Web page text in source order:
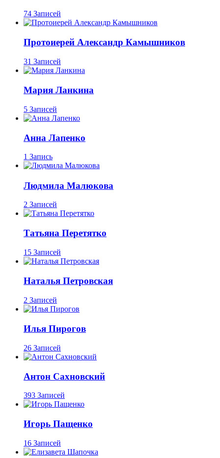
74 Записей
Протоиерей Александр Камышников
31 Записей
Мария Ланкина
5 Записей
Анна Лапенко
1 Запись
Людмила Малюкова
2 Записей
Татьяна Перетятко
15 Записей
Наталья Петровская
2 Записей
Илья Пирогов
26 Записей
Антон Сахновский
393 Записей
Игорь Пащенко
16 Записей